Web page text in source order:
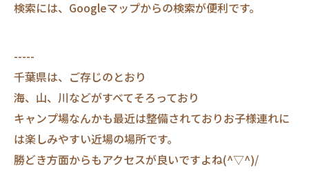
検索には、Googleマップからの検索が便利です。
-----
千葉県は、ご存じのとおり
海、山、川などがすべてそろっており
キャンプ場なんかも最近は整備されておりお子様連れに
は楽しみやすい近場の場所です。
勝どき方面からもアクセスが良いですよね(^▽^)/